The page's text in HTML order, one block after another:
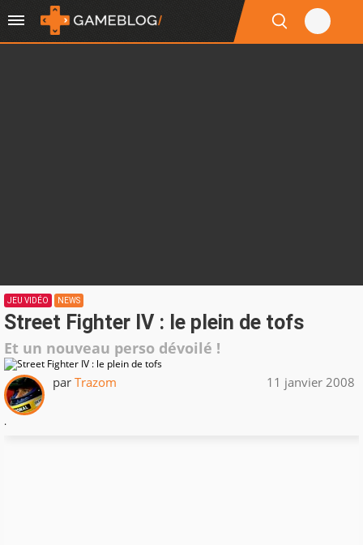
JEU VIDÉO NEWS
Street Fighter IV : le plein de tofs
Et un nouveau perso dévoilé !
par Trazom 11 janvier 2008
.